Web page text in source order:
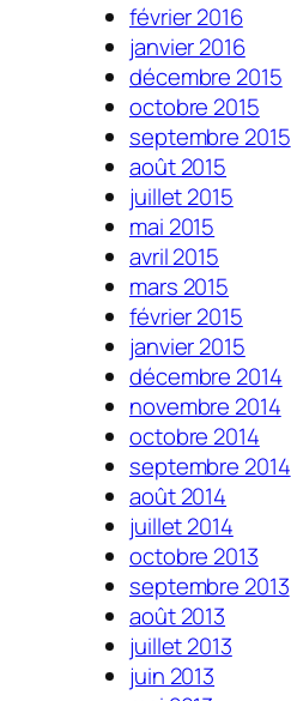
février 2016
janvier 2016
décembre 2015
octobre 2015
septembre 2015
août 2015
juillet 2015
mai 2015
avril 2015
mars 2015
février 2015
janvier 2015
décembre 2014
novembre 2014
octobre 2014
septembre 2014
août 2014
juillet 2014
octobre 2013
septembre 2013
août 2013
juillet 2013
juin 2013